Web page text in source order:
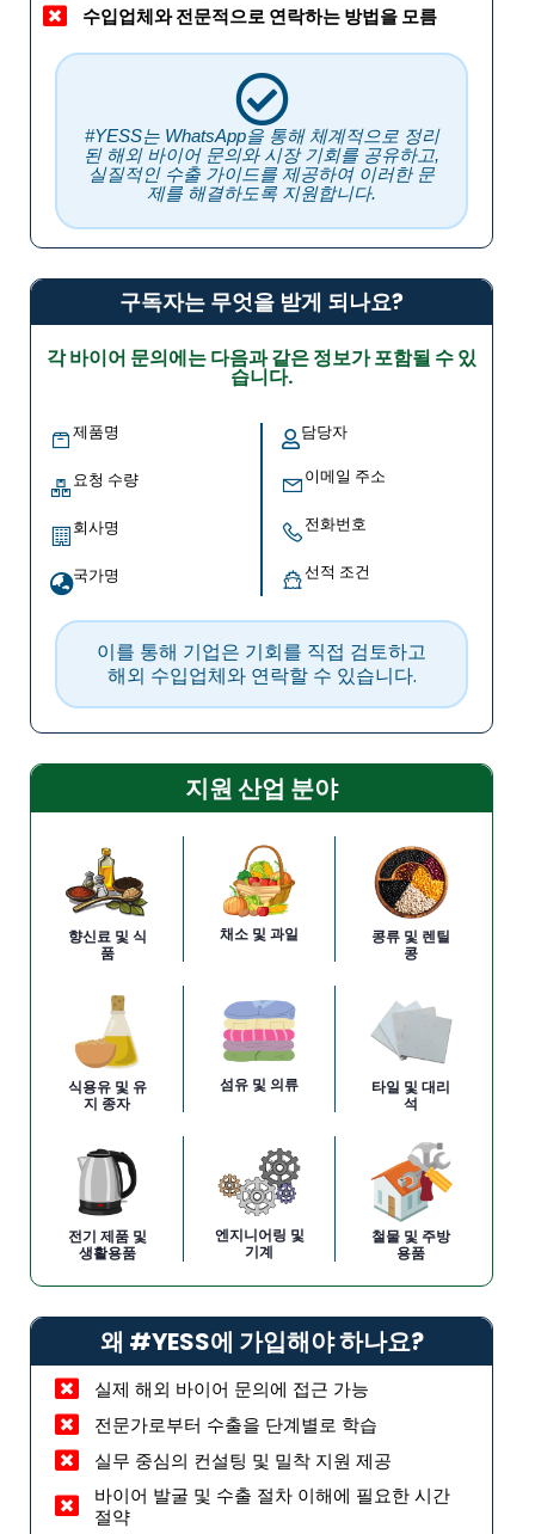
수입업체와 전문적으로 연락하는 방법을 모름
#YESS는 WhatsApp을 통해 체계적으로 정리
된 해외 바이어 문의와 시장 기회를 공유하고,
실질적인 수출 가이드를 제공하여 이러한 문
제를 해결하도록 지원합니다.
구독자는 무엇을 받게 되나요?
각 바이어 문의에는 다음과 같은 정보가 포함될 수 있
습니다.
제품명
요청 수량
회사명
국가명
담당자
이메일 주소
전화번호
선적 조건
이를 통해 기업은 기회를 직접 검토하고
해외 수입업체와 연락할 수 있습니다.
지원 산업 분야
향신료 및 식
품
채소 및 과일
콩류 및 렌틸
콩
식용유 및 유
지 종자
섬유 및 의류
타일 및 대리
석
전기 제품 및
생활용품
엔지니어링 및
기계
철물 및 주방
용품
왜 #YESS에 가입해야 하나요?
실제 해외 바이어 문의에 접근 가능
전문가로부터 수출을 단계별로 학습
실무 중심의 컨설팅 및 밀착 지원 제공
바이어 발굴 및 수출 절차 이해에 필요한 시간
절약